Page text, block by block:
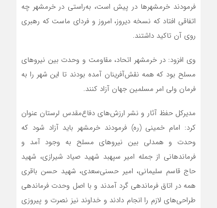
فرمودند خرمشهرها در پیش است، به‌راستی در خرمشهر چه
اتفاقی افتاد که نسخه دیروز، امروز و فردای ماست که رهبری
روی آن تاکید داشتند.
وی افزود: در خرمشهر اتحاد، مقاومت و وحدت بین نیروهای
مسلح بود که همه نقش‌آفرینان آمده بودند تا این شهر را به
فرمان ولی امر مسلمین جهان آزاد کنند.
مدیرکل حفظ آثار و نشر ارزش‌های دفاع‌مقدس لرستان عنوان
کرد: امام خمینی (ره) فرمودند خرمشهر باید آزاد شود که
وحدت و همدلی بین نیروهای مسلح به وجود آمد و
فرماندهانی از جمله امیر سپهبد شهید صیاد شیرازی، شهید
حاج قاسم سلیمانی، امیر حسنی‌سعدی، شهید حسن باقری
همه در اتاق فرماندهی گرد آمدند و با اصل وحدت فرماندهی
طراحی‌های لازم را انجام دادند و خداوند نیز نصرت و پیروزی